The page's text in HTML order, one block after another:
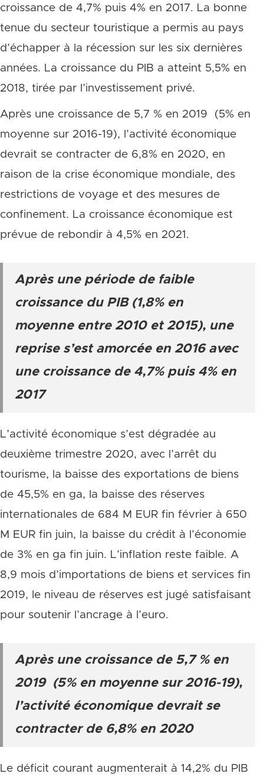
croissance de 4,7% puis 4% en 2017. La bonne
tenue du secteur touristique a permis au pays
d’échapper à la récession sur les six dernières
années. La croissance du PIB a atteint 5,5% en
2018, tirée par l’investissement privé.
Après une croissance de 5,7 % en 2019 (5% en
moyenne sur 2016-19), l’activité économique
devrait se contracter de 6,8% en 2020, en
raison de la crise économique mondiale, des
restrictions de voyage et des mesures de
confinement. La croissance économique est
prévue de rebondir à 4,5% en 2021.
Après une période de faible
croissance du PIB (1,8% en
moyenne entre 2010 et 2015), une
reprise s’est amorcée en 2016 avec
une croissance de 4,7% puis 4% en
2017
L’activité économique s’est dégradée au
deuxième trimestre 2020, avec l’arrêt du
tourisme, la baisse des exportations de biens
de 45,5% en ga, la baisse des réserves
internationales de 684 M EUR fin février à 650
M EUR fin juin, la baisse du crédit à l’économie
de 3% en ga fin juin. L’inflation reste faible. A
8,9 mois d’importations de biens et services fin
2019, le niveau de réserves est jugé satisfaisant
pour soutenir l’ancrage à l’euro.
Après une croissance de 5,7 % en
2019 (5% en moyenne sur 2016-19),
l’activité économique devrait se
contracter de 6,8% en 2020
Le déficit courant augmenterait à 14,2% du PIB